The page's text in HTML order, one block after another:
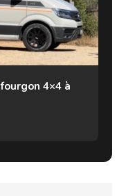
4×4 à